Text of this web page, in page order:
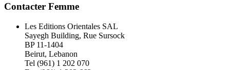
Contacter Femme
Les Editions Orientales SAL
Sayegh Building, Rue Sursock
BP 11-1404
Beirut, Lebanon
Tel (961) 1 202 070